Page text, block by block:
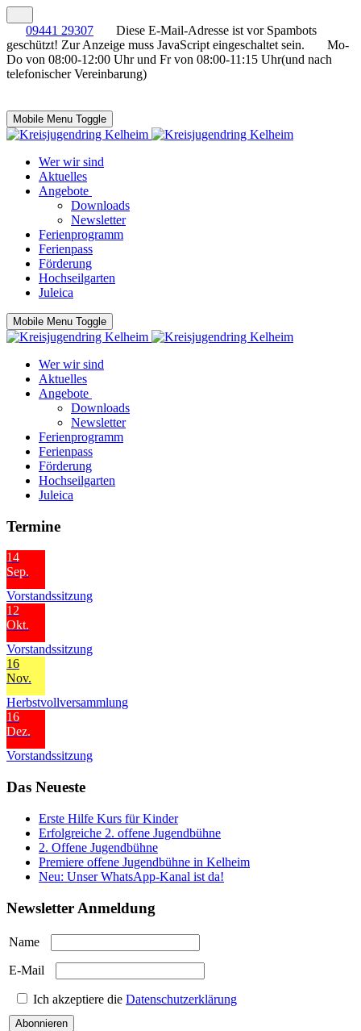
09441 29307
Diese E-Mail-Adresse ist vor Spambots
geschützt! Zur Anzeige muss JavaScript eingeschaltet sein.
Mo-
Do von 08:00-12:00 Uhr und Fr von 08:00-11:15 Uhr(und nach
telefonischer Vereinbarung)
Mobile Menu Toggle
Wer wir sind
Aktuelles
Angebote
Downloads
Newsletter
Ferienprogramm
Ferienpass
Förderung
Hochseilgarten
Juleica
Mobile Menu Toggle
Wer wir sind
Aktuelles
Angebote
Downloads
Newsletter
Ferienprogramm
Ferienpass
Förderung
Hochseilgarten
Juleica
Termine
14
Sep.
Vorstandssitzung
12
Okt.
Vorstandssitzung
16
Nov.
Herbstvollversammlung
16
Dez.
Vorstandssitzung
Das Neueste
Erste Hilfe Kurs für Kinder
Erfolgreiche 2. offene Jugendbühne
2. Offene Jugendbühne
Premiere offene Jugendbühne in Kelheim
Neu: Unser WhatsApp-Kanal ist da!
Newsletter Anmeldung
Name
E-Mail
Ich akzeptiere die Datenschutzerklärung
Abonnieren